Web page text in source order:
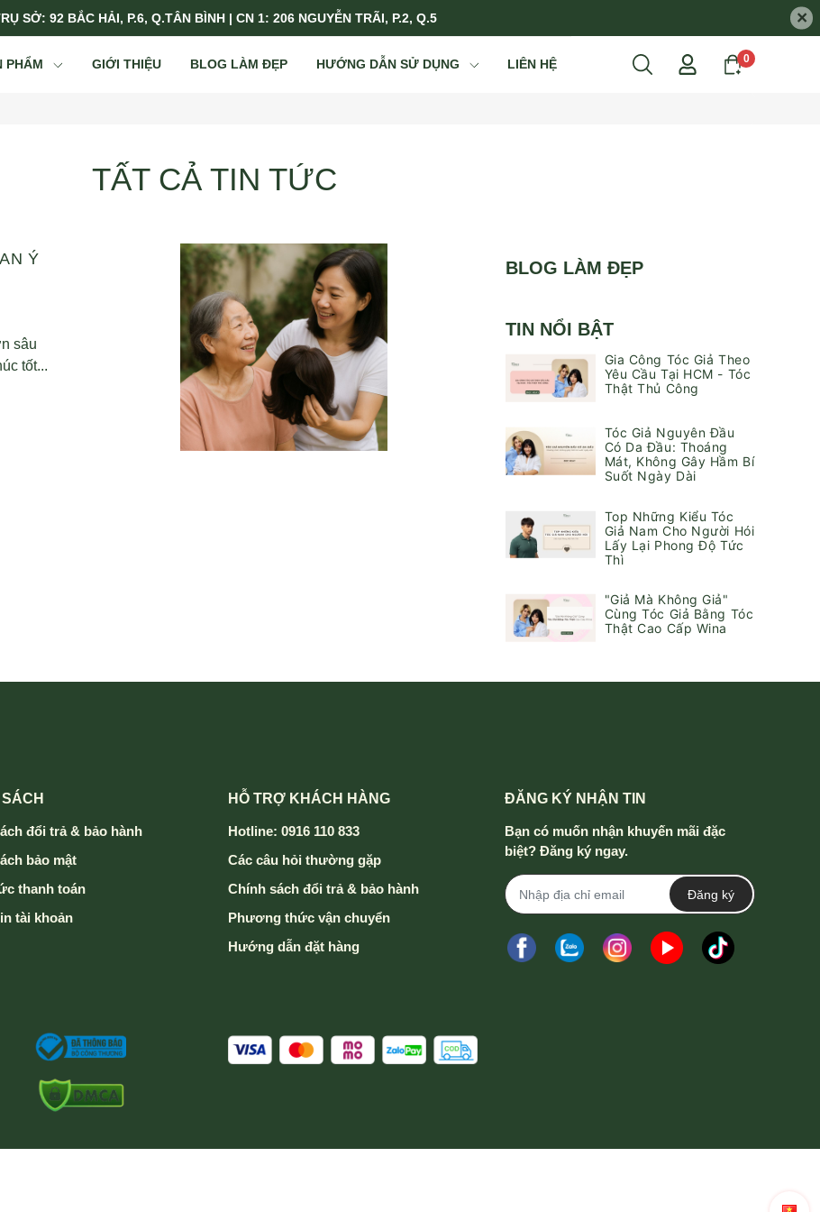
SỞ: 92 BẮC HẢI, P.6, Q.TÂN BÌNH | CN 1: 206 NGUYỄN TRÃI, P.2, Q.5 ×
PHẨM GIỚI THIỆU BLOG LÀM ĐẸP HƯỚNG DẪN SỬ DỤNG LIÊN HỆ 0
TẤT CẢ TIN TỨC
Ý
sâu
tốt...
BLOG LÀM ĐẸP
TIN NỔI BẬT
Gia Công Tóc Giả Theo
Yêu Cầu Tại HCM - Tóc
Thật Thủ Công
Tóc Giả Nguyên Đầu
Có Da Đầu: Thoáng
Mát, Không Gây Hầm Bí
Suốt Ngày Dài
Top Những Kiểu Tóc
Giả Nam Cho Người Hói
Lấy Lại Phong Độ Tức
Thì
"Giả Mà Không Giả"
Cùng Tóc Giả Bằng Tóc
Thật Cao Cấp Wina
đổi trả & bảo hành
bảo mật
thanh toán
tài khoản
HỖ TRỢ KHÁCH HÀNG
Hotline: 0916 110 833
Các câu hỏi thường gặp
Chính sách đổi trả & bảo hành
Phương thức vận chuyển
Hướng dẫn đặt hàng
ĐĂNG KÝ NHẬN TIN
Bạn có muốn nhận khuyến mãi đặc
biệt? Đăng ký ngay.
Đăng ký